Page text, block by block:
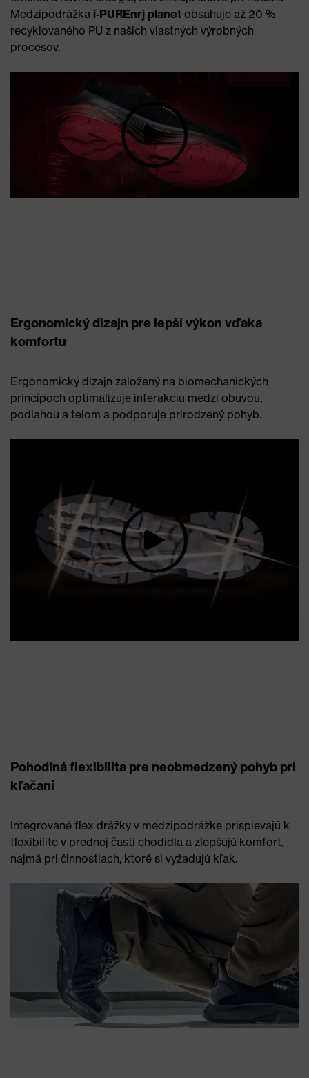
Medzipodrážka i‑PUREnrj planet obsahuje až 20 %
recyklovaného PU z našich vlastných výrobných
procesov.
Ergonomický dizajn pre lepší výkon vďaka
komfortu
Ergonomický dizajn založený na biomechanických
princípoch optimalizuje interakciu medzi obuvou,
podlahou a telom a podporuje prirodzený pohyb.
Pohodlná flexibilita pre neobmedzený pohyb pri
kľačaní
Integrované flex drážky v medzipodrážke prispievajú k
flexibilite v prednej časti chodidla a zlepšujú komfort,
najmä pri činnostiach, ktoré si vyžadujú kľak.